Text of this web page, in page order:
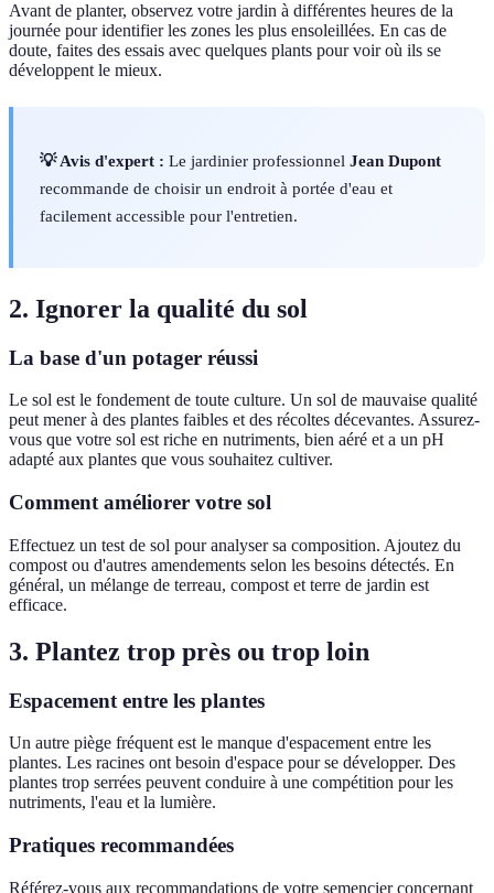
Avant de planter, observez votre jardin à différentes heures de la
journée pour identifier les zones les plus ensoleillées. En cas de
doute, faites des essais avec quelques plants pour voir où ils se
développent le mieux.
💡 Avis d'expert : Le jardinier professionnel Jean Dupont
recommande de choisir un endroit à portée d'eau et
facilement accessible pour l'entretien.
2. Ignorer la qualité du sol
La base d'un potager réussi
Le sol est le fondement de toute culture. Un sol de mauvaise qualité
peut mener à des plantes faibles et des récoltes décevantes. Assurez-
vous que votre sol est riche en nutriments, bien aéré et a un pH
adapté aux plantes que vous souhaitez cultiver.
Comment améliorer votre sol
Effectuez un test de sol pour analyser sa composition. Ajoutez du
compost ou d'autres amendements selon les besoins détectés. En
général, un mélange de terreau, compost et terre de jardin est
efficace.
3. Plantez trop près ou trop loin
Espacement entre les plantes
Un autre piège fréquent est le manque d'espacement entre les
plantes. Les racines ont besoin d'espace pour se développer. Des
plantes trop serrées peuvent conduire à une compétition pour les
nutriments, l'eau et la lumière.
Pratiques recommandées
Référez-vous aux recommandations de votre semencier concernant